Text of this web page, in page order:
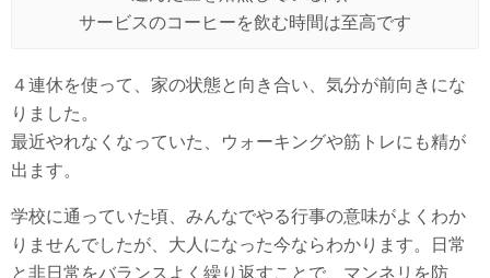
サービスのコーヒーを飲む時間は至高です
４連休を使って、家の状態と向き合い、気分が前向きにな
りました。
最近やれなくなっていた、ウォーキングや筋トレにも精が
出ます。
学校に通っていた頃、みんなでやる行事の意味がよくわか
りませんでしたが、大人になった今ならわかります。日常
と非日常をバランスよく繰り返すことで、マンネリを防